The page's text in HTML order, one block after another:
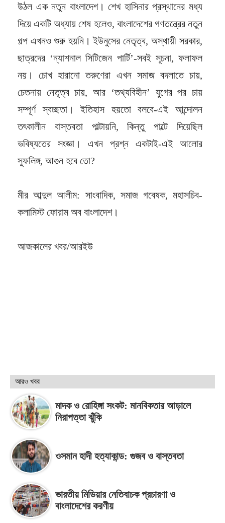
উঠল এক নতুন বাংলাদেশ। শেখ হাসিনার প্রস্থানের মধ্য
দিয়ে একটি অধ্যায় শেষ হলেও, বাংলাদেশের গণতন্ত্রের নতুন
গল্প এখনও শুরু হয়নি। ইউনুসের নেতৃত্ব, অস্থায়ী সরকার,
ছাত্রদের ‘ন্যাশনাল সিটিজেন পার্টি’-সবই সূচনা, ফলাফল
নয়। চোখ হারানো তরুণেরা এখন সমাজ বদলাতে চায়,
চেতনায় নেতৃত্ব চায়, আর ‘তথ্যবিহীন’ যুগের পর চায়
সম্পূর্ণ স্বচ্ছতা। ইতিহাস হয়তো বলবে-এই আন্দোলন
তৎকালীন বাস্তবতা পাল্টায়নি, কিন্তু পাল্টে দিয়েছিল
ভবিষ্যতের সংজ্ঞা। এখন প্রশ্ন একটাই-এই আলোর
স্ফুলিঙ্গ, আগুন হবে তো?
মীর আব্দুল আলীম: সাংবাদিক, সমাজ গবেষক, মহাসচিব-
কলামিস্ট ফোরাম অব বাংলাদেশ।
আজকালের খবর/আরইউ
আরও খবর
মাদক ও রোহিঙ্গা সংকট: মানবিকতার আড়ালে
নিরাপত্তা ঝুঁকি
ওসমান হাদী হত্যাকান্ড: গুজব ও বাস্তবতা
ভারতীয় মিডিয়ার নেতিবাচক প্রচারণা ও
বাংলাদেশের করণীয়